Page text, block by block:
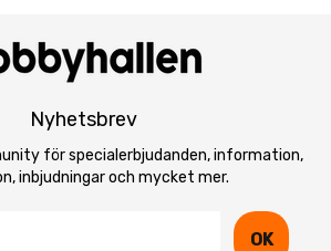
Nyhetsbrev
för specialerbjudanden, information,
inbjudningar och mycket mer.
OK